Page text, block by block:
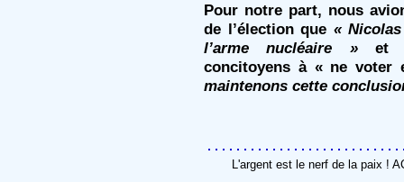
Pour notre part, nous
de l’élection que «
l’arme nucléaire »et
concitoyens à « ne
maintenons cette
L'argent est le nerf de la paix !